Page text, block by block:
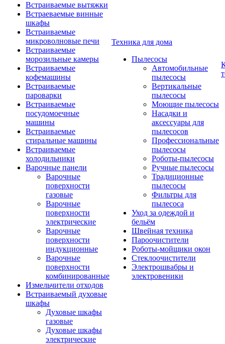
Встраиваемые вытяжки
Встраеваемые винные
шкафы
Встраиваемые
микроволновые печи
Встраиваемые
морозильные камеры
Встраиваемые
кофемашины
Встраиваемые
пароварки
Встраиваемые
посудомоечные
машины
Встраиваемые
стиральные машины
Встраиваемые
холодильники
Варочные панели
Варочные
поверхности
газовые
Варочные
поверхности
электрические
Варочные
поверхности
индукционные
Варочные
поверхности
комбинированные
Измельчители отходов
Встраиваемый духовые
шкафы
Духовые шкафы
газовые
Духовые шкафы
электрические
Техника для дома
Пылесосы
Автомобильные
пылесосы
Вертикальные
пылесосы
Моющие пылесосы
Насадки и
аксессуары для
пылесосов
Профессиональные
пылесосы
Роботы-пылесосы
Ручные пылесосы
Традиционные
пылесосы
Фильтры для
пылесоса
Уход за одеждой и
бельём
Швейная техника
Пароочистители
Роботы-мойщики окон
Стеклоочистители
Электрошвабры и
электровеники